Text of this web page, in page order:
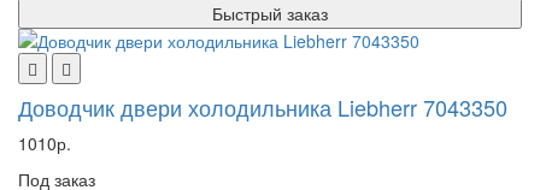
Быстрый заказ
Доводчик двери холодильника Liebherr 7043350
1010р.
Под заказ